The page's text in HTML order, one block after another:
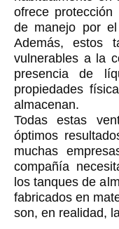
ofrece
de manejo por
Además, estos
vulnerables a la
presencia de
propiedades
almacenan.
Todas estas
óptimos
muchas
compañía
los tanques de
fabricados en
son, en realidad,